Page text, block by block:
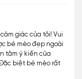
giác của tôi! Vui
bé mèo đẹp ngoài
tâm ý kiến của
biệt bé mèo rất